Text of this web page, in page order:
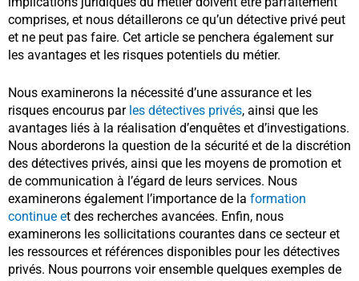
comprises, et nous détaillerons ce qu’un détective privé peut
et ne peut pas faire. Cet article se penchera également sur
les avantages et les risques potentiels du métier.
Nous examinerons la nécessité d’une assurance et les
risques encourus par les détectives privés, ainsi que les
avantages liés à la réalisation d’enquêtes et d’investigations.
Nous aborderons la question de la sécurité et de la discrétion
des détectives privés, ainsi que les moyens de promotion et
de communication à l’égard de leurs services. Nous
examinerons également l’importance de la formation
continue et des recherches avancées. Enfin, nous
examinerons les sollicitations courantes dans ce secteur et
les ressources et références disponibles pour les détectives
privés. Nous pourrons voir ensemble quelques exemples de